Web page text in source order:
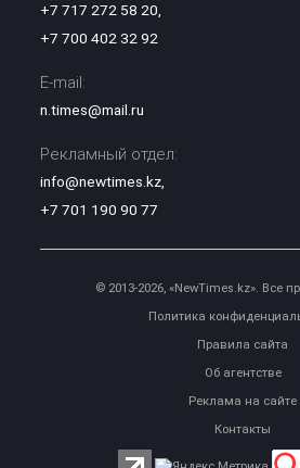
+7 717 272 58 20
+7 700 402 32 92
E-mail:
n.times@mail.ru
Рекламный отдел:
info@newtimes.kz,
+7 701 190 90 77
© 2013-2026, «NewTimes.kz». Все
Политика
Правила сайта
Об агентстве
Реклама на сайте
Контакты